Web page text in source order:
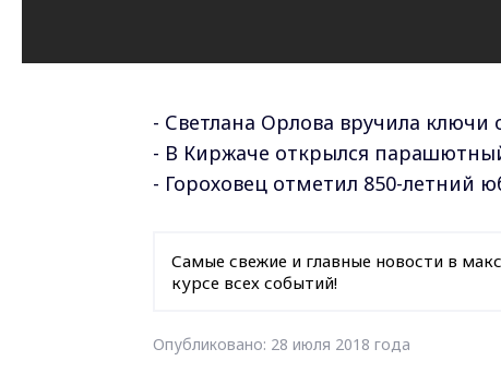
- Светлана Орлова вручила
- В Киржаче открылся
- Гороховец отметил 850-летний
Самые свежие и главные новости в
курсе всех событий!
Опубликовано: 28 июля 2018 года